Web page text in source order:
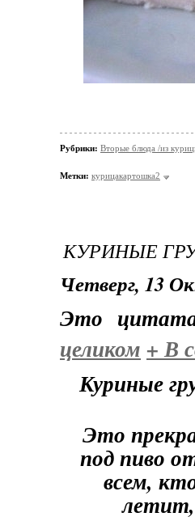
Рубрики: Вторые блюда /из
Метки: курицакартошка2
КУРИНЫЕ
Четверг, 13
Это
целиком +В
Куриные
Это
под пиво
всем,
летит,